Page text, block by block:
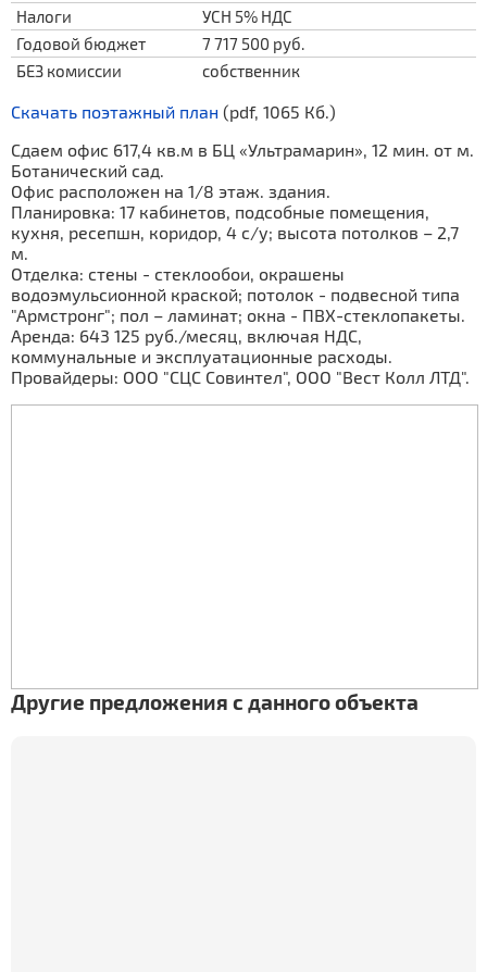
Налоги
УСН 5% НДС
Годовой бюджет
7 717 500 руб.
БЕЗ комиссии
собственник
Скачать поэтажный план (pdf, 1065 Кб.)
Сдаем офис 617,4 кв.м в БЦ «Ультрамарин», 12 мин. от м.
Ботанический сад.
Офис расположен на 1/8 этаж. здания.
Планировка: 17 кабинетов, подсобные помещения,
кухня, ресепшн, коридор, 4 с/у; высота потолков – 2,7
м.
Отделка: стены - стеклообои, окрашены
водоэмульсионной краской; потолок - подвесной типа
"Армстронг"; пол – ламинат; окна - ПВХ-стеклопакеты.
Аренда: 643 125 руб./месяц, включая НДС,
коммунальные и эксплуатационные расходы.
Провайдеры: ООО "СЦС Совинтел", ООО "Вест Колл ЛТД".
Другие предложения с данного объекта